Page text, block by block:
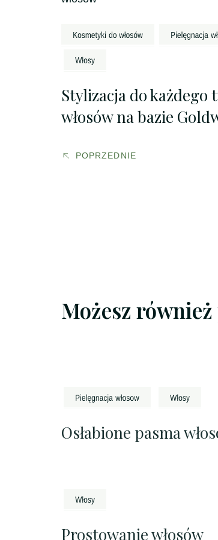
wpisu
Stylizacja do każdego
włosów na bazie
POPRZEDNIE
Możesz
Osłabione pasma
Prostowanie włosów